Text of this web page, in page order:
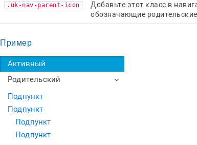
.uk-nav-parent-icon
Добавьте этот класс в
обозначающие
Пример
Активный
Родительский
Подпункт
Подпункт
Подпункт
Подпункт